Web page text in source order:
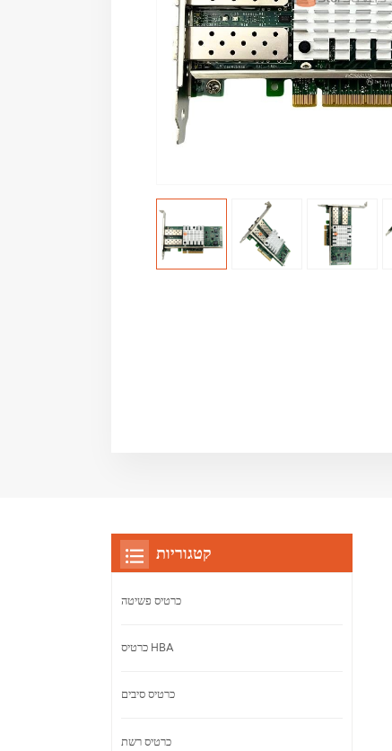
קטגוריות
כרטיס פשיטה
כרטיס HBA
כרטיס סיבים
כרטיס רשת